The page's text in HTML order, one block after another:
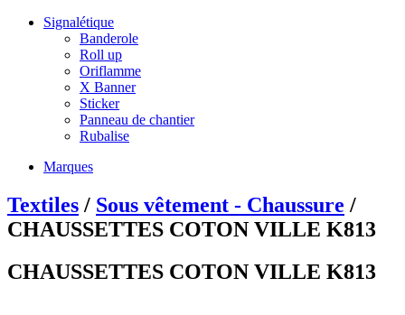
Signalétique
Banderole
Roll up
Oriflamme
X Banner
Sticker
Panneau de chantier
Rubalise
Marques
Textiles / Sous vêtement - Chaussure /
CHAUSSETTES COTON VILLE K813
CHAUSSETTES COTON VILLE K813